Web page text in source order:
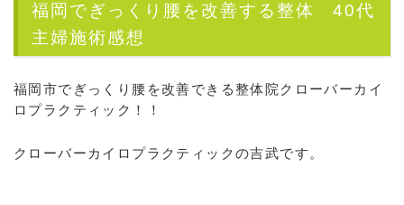
福岡でぎっくり腰を改善する整体 40代
主婦施術感想
福岡市でぎっくり腰を改善できる整体院クローバーカイ
ロプラクティック！！
クローバーカイロプラクティックの吉武です。